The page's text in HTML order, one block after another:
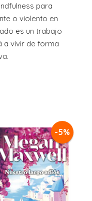
para
o violento en
es un trabajo
a vivir de forma
-5%